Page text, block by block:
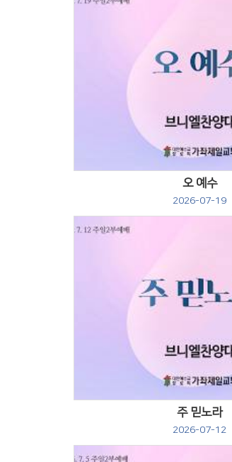
오 예수
2026-07-19
주 믿노라
2026-07-12